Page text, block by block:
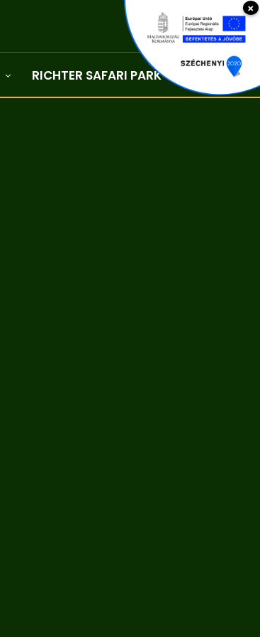
RICHTER SAFARI PARK Kapcsolat
×